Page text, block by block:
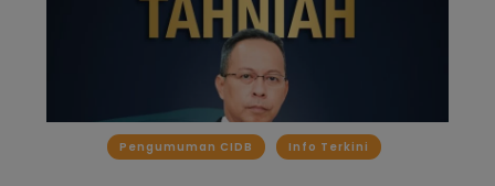
Pengumuman CIDB Info Terkini